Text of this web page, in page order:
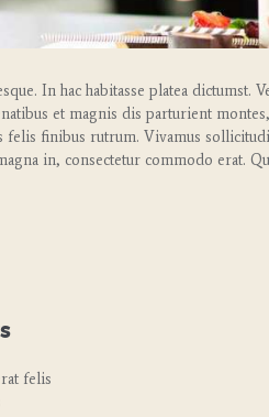
In hac habitasse platea
et magnis dis parturient
felis finibus rutrum. Vivamus
in, consectetur commodo erat.
felis